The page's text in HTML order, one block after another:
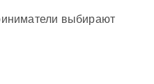
выбирают